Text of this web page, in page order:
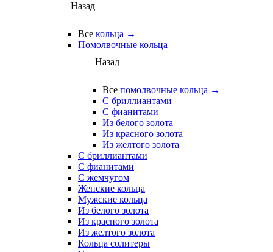
Назад
Все кольца →
Помолвочные кольца
Назад
Все помолвочные кольца →
С бриллиантами
С фианитами
Из белого золота
Из красного золота
Из желтого золота
С бриллиантами
С фианитами
С жемчугом
Женские кольца
Мужские кольца
Из белого золота
Из красного золота
Из желтого золота
Кольца солитеры